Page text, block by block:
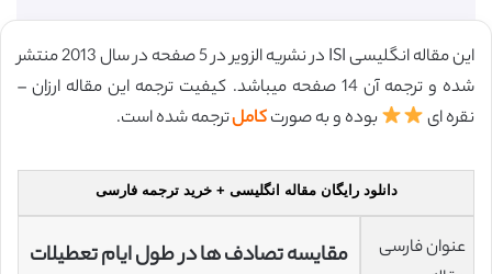
این مقاله انگلیسی ISI در نشریه الزویر در 5 صفحه در سال 2013 منتشر
شده و ترجمه آن 14 صفحه میباشد. کیفیت ترجمه این مقاله ارزان –
نقره ای
بوده و به صورتکاملترجمه شده است.
دانلود رایگان مقاله انگلیسی + خرید ترجمه فارسی
عنوان فارسی
مقایسه تصادف ها در طول ایام تعطیلات